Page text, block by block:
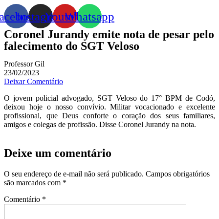
InstagramYoutubeWhatsapp
Coronel Jurandy emite nota de pesar pelo
falecimento do SGT Veloso
Professor Gil
23/02/2023
Deixar Comentário
O jovem policial advogado, SGT Veloso do 17° BPM de Codó,
deixou hoje o nosso convívio. Militar vocacionado e excelente
profissional, que Deus conforte o coração dos seus familiares,
amigos e colegas de profissão. Disse Coronel Jurandy na nota.
Deixe um comentário
O seu endereço de e-mail não será publicado. Campos obrigatórios
são marcados com *
Comentário *